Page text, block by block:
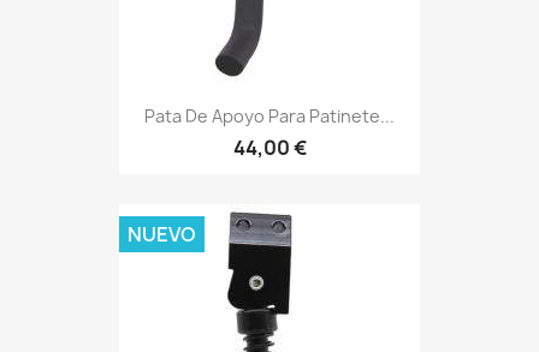
Pata De Apoyo Para Patinete...
44,00 €
NUEVO